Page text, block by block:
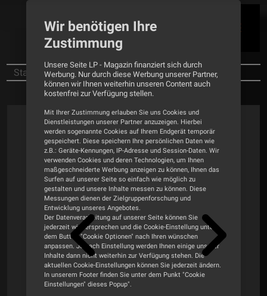
Startseite News Burmester 232
Wir benötigen Ihre
Zustimmung
Unsere Seite LP - Magazin finanziert sich durch
Werbung. Nur durch diese Werbung unserer Partner,
können wir Ihnen weiterhin unseren Content auch
kostenfrei zur Verfügung stellen.
Mit Ihrer Zustimmung erlauben Sie uns Cookies und
Dienstleistungen unserer Partner anzuzeigen. Hierbei
werden sogenannte Cookies auf Ihrem Endgerät temporär
gespeichert. Diese speichern Ihre persönlichen Daten wie
z.B.: Geräte-Kennungen, IP-Adresse und Session-Daten. Wir
verwenden Cookies und deren Technologien, um Ihnen
maßgeschneiderte Werbung anzeigen zu können, Ihnen das
Surfen auf unserer Seite so einfach wie möglich zu
gestalten und unsere Inhalte messen zu können. Diese
Messungen dienen der Zielgruppenforschung und
Entwicklung unseres Angebotes.
Der Datenverarbeitung auf unserer Seite können Sie
jederzeit wiedersprechen und die Cookie-Einstellung unter
dem Button "Cookie Optionen" nach Ihren wünschen
anpassen. Je nach Einstellung werden Ihnen einige unserer
Inhalte dann nicht weiterhin zur Verfügung stehen. Die
aktuellen Cookie-Einstellungen können Sie jederzeit ändern.
In unserem Footer finden Sie unter dem Punkt "Cookie
Einstellungen" dieses Popup".